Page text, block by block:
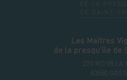
Les Maîtres
de la presqu'île de
270 RD 98 LA
83580